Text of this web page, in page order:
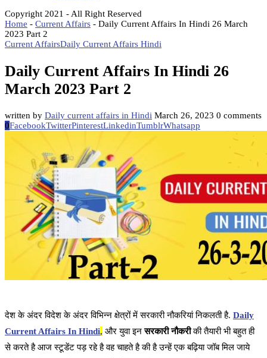
Copyright 2021 - All Right Reserved
Home - Current Affairs - Daily Current Affairs In Hindi 26 March
2023 Part 2
Current AffairsDaily Current Affairs Hindi
Daily Current Affairs In Hindi 26
March 2023 Part 2
written by Daily current affairs in Hindi March 26, 2023 0 comments
0FacebookTwitterPinterestLinkedinTumblrWhatsapp
देश के अंदर विदेश के अंदर विभिन्न क्षेत्रों में सरकारी नौकरियां निकलती है. Daily
Current Affairs In Hindi, और युवा इनसरकारी नौकरीकी तैयारी भी बहुत ही
से करते है आज स्टूडेंट पड़ रहे है वह चाहते है की है उन्हें एक बढ़िया जॉब मिल जाये